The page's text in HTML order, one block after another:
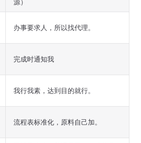
源）
办事要求人，所以找代理。
完成时通知我
我行我素，达到目的就行。
流程表标准化，原料自己加。